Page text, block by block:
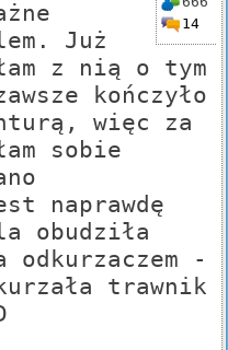
14
Już
z nią o tym
kończyło
więc za
sobie
naprawdę
obudziła
odkurzaczem -
trawnik